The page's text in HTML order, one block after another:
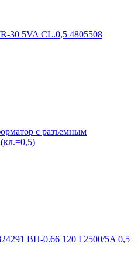
30 5VA CL.0,5 4805508
с разъемным
BH-0.66 120 I 2500/5A 0,5